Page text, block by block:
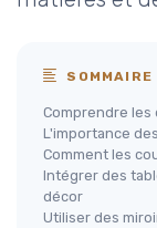
SOMMAIRE
Comprendre
L'importance
Comment les
Intégrer des
décor
Utiliser des